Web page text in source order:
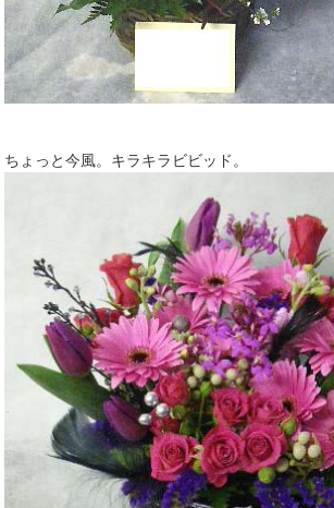
ちょっと今風。キラキラビビッド。